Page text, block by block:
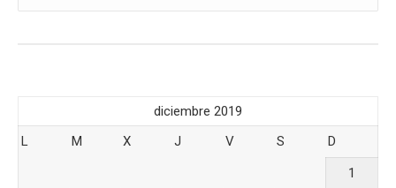
diciembre 2019
L
M X J V S
D
1